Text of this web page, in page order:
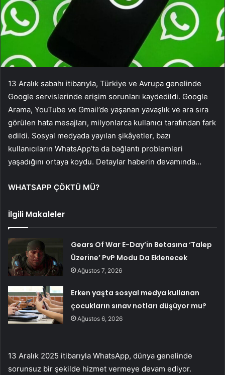
13 Aralık sabahı itibarıyla, Türkiye ve Avrupa genelinde
Google servislerinde erişim sorunları kaydedildi. Google
Arama, YouTube ve Gmail’de yaşanan yavaşlık ve ara sıra
görülen hata mesajları, milyonlarca kullanıcı tarafından fark
edildi. Sosyal medyada yayılan şikâyetler, bazı
kullanıcıların WhatsApp’ta da bağlantı problemleri
yaşadığını ortaya koydu. Detaylar haberin devamında…
WHATSAPP ÇÖKTÜ MÜ?
İlgili Makaleler
Gears Of War E-Day’in Betasına ‘Talep
Üzerine’ PvP Modu Da Eklenecek
Ağustos 7, 2026
Erken yaşta sosyal medya kullanan
çocukların sınav notları düşüyor mu?
Ağustos 6, 2026
13 Aralık 2025 itibarıyla WhatsApp, dünya genelinde
sorunsuz bir şekilde hizmet vermeye devam ediyor.